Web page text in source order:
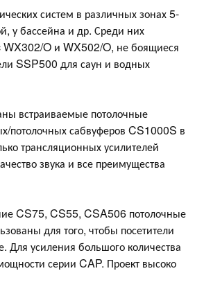
систем в различных зонах 5-
у бассейна и др. Среди них
WX302/O и WX502/O, не боящиеся
SSP500 для саун и водных
встраиваемые потолочные
потолочных сабвуферов CS1000S в
трансляционных усилителей
звука и все преимущества
CS75, CS55, CSA506 потолочные
для того, чтобы посетители
Для усиления большого количества
серии CAP. Проект высоко